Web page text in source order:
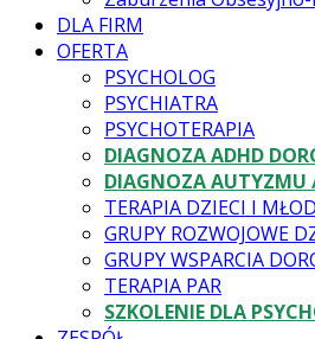
DLA FIRM
OFERTA
PSYCHOLOG
PSYCHIATRA
PSYCHOTERAPIA
DIAGNOZA ADHD
DIAGNOZA AUTYZMU
TERAPIA DZIECI I
GRUPY ROZWOJOWE
GRUPY WSPARCIA
TERAPIA PAR
SZKOLENIE DLA